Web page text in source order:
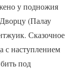
у подножия
(Палау
Сказочное
с наступлением
под